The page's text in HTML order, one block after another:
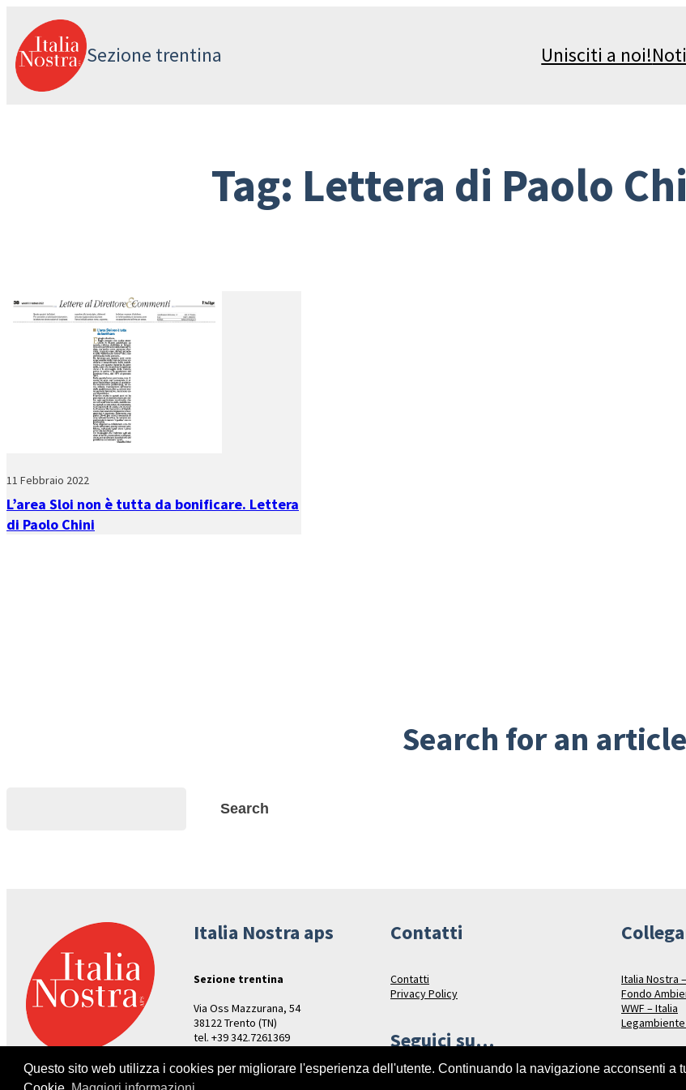
al
contenuto
Sezione trentina Unisciti a noi!
Tag: Lettera di Paolo
11 Febbraio 2022
L’area Sloi non è tutta da bonificare. Lettera
di Paolo Chini
Search for an article
Search
Italia Nostra aps
Sezione trentina
Via Oss Mazzurana, 54
38122 Trento (TN)
tel. +39 342.7261369
Contatti
Contatti
Privacy Policy
Seguici su…
Italia Nostra
Fondo
WWF – Italia
Questo sito web utilizza i cookies per migliorare l'esperienza dell'utente. Continuando la navigazione acconsenti a